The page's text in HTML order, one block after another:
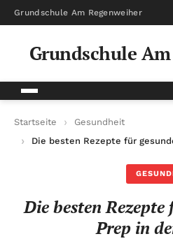
Grundschule Am Regenweiher
Grundschule
Startseite
Gesundheit
Die besten Rezepte für
Die besten
Prep in